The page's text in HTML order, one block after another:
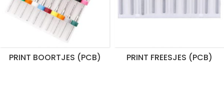
PRINT BOORTJES (PCB) PRINT FREESJES (PCB)